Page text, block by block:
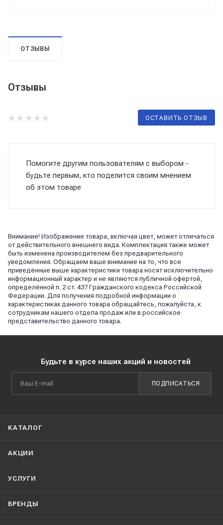
ОТЗЫВЫ
Отзывы
ОСТАВИТЬ ОТЗЫВ
Помогите другим пользователям с выбором -
будьте первым, кто поделится своим мнением
об этом товаре
Внимание! Изображение товара, включая цвет, может отличаться
от действительного внешнего вида. Комплектация также может
быть изменена производителем без предварительного
уведомления. Обращаем ваше внимание на то, что все
приведённые выше характеристики товара носят исключительно
информационный характер и не являются публичной офертой,
определённой п. 2 ст. 437 Гражданского кодекса Российской
Федерации. Для получения подробной информации о
характеристиках данного товара обращайтесь, пожалуйста, к
сотрудникам нашего отдела продаж или в российское
представительство данного товара.
Будьте в курсе наших акций и новостей
ПОДПИСАТЬСЯ
КАТАЛОГ
АКЦИИ
УСЛУГИ
БРЕНДЫ